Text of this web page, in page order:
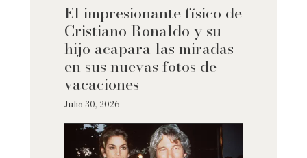
El impresionante físico de
Cristiano Ronaldo y su
hijo acapara las miradas
en sus nuevas fotos de
vacaciones
Julio 30, 2026